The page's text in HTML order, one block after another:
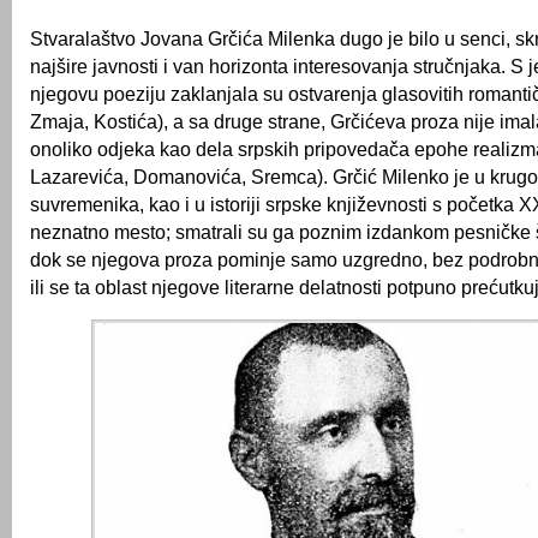
Stvaralaštvo Jovana Grčića Milenka dugo je bilo u senci,
najšire javnosti i van horizonta interesovanja stručnjaka. S
njegovu poeziju zaklanjala su ostvarenja glasovitih
Zmaja, Kostića), a sa druge strane, Grčićeva proza nije
onoliko odjeka kao dela srpskih pripovedača epohe
Lazarevića, Domanovića, Sremca). Grčić Milenko je u
suvremenika, kao i u istoriji srpske književnosti s početka
neznatno mesto; smatrali su ga poznim izdankom pesničke
dok se njegova proza pominje samo uzgredno, bez
ili se ta oblast njegove literarne delatnosti potpuno